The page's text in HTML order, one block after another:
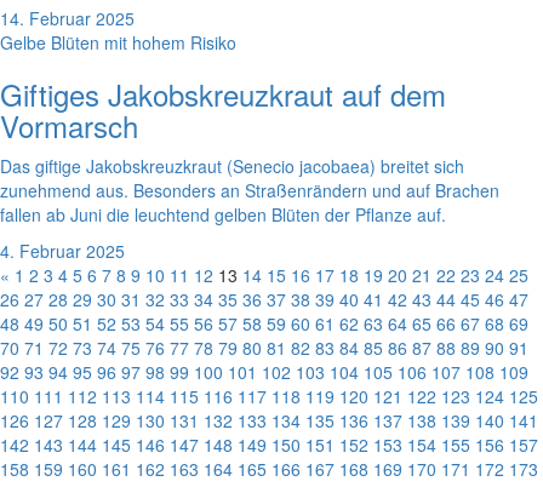
14. Februar 2025
Gelbe Blüten mit hohem Risiko
Giftiges Jakobskreuzkraut auf dem
Vormarsch
Das giftige Jakobskreuzkraut (Senecio jacobaea) breitet sich
zunehmend aus. Besonders an Straßenrändern und auf Brachen
fallen ab Juni die leuchtend gelben Blüten der Pflanze auf.
4. Februar 2025
« 1 2 3 4 5 6 7 8 9 10 11 12 13 14 15 16 17 18 19 20 21 22 23 24 25
26 27 28 29 30 31 32 33 34 35 36 37 38 39 40 41 42 43 44 45 46 47
48 49 50 51 52 53 54 55 56 57 58 59 60 61 62 63 64 65 66 67 68 69
70 71 72 73 74 75 76 77 78 79 80 81 82 83 84 85 86 87 88 89 90 91
92 93 94 95 96 97 98 99 100 101 102 103 104 105 106 107 108 109
110 111 112 113 114 115 116 117 118 119 120 121 122 123 124 125
126 127 128 129 130 131 132 133 134 135 136 137 138 139 140 141
142 143 144 145 146 147 148 149 150 151 152 153 154 155 156 157
158 159 160 161 162 163 164 165 166 167 168 169 170 171 172 173